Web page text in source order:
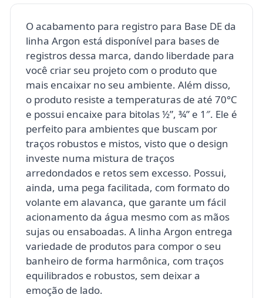
O acabamento para registro para Base DE da
linha Argon está disponível para bases de
registros dessa marca, dando liberdade para
você criar seu projeto com o produto que
mais encaixar no seu ambiente. Além disso,
o produto resiste a temperaturas de até 70°C
e possui encaixe para bitolas ½”, ¾” e 1″. Ele é
perfeito para ambientes que buscam por
traços robustos e mistos, visto que o design
investe numa mistura de traços
arredondados e retos sem excesso. Possui,
ainda, uma pega facilitada, com formato do
volante em alavanca, que garante um fácil
acionamento da água mesmo com as mãos
sujas ou ensaboadas. A linha Argon entrega
variedade de produtos para compor o seu
banheiro de forma harmônica, com traços
equilibrados e robustos, sem deixar a
emoção de lado.